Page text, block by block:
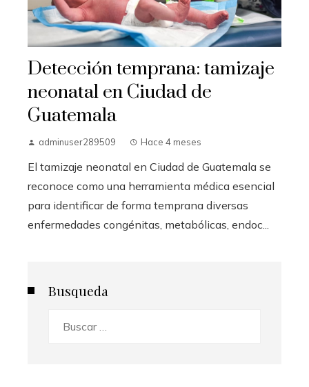
Detección temprana: tamizaje
neonatal en Ciudad de
Guatemala
adminuser289509 Hace 4 meses
El tamizaje neonatal en Ciudad de Guatemala se
reconoce como una herramienta médica esencial
para identificar de forma temprana diversas
enfermedades congénitas, metabólicas, endoc...
Busqueda